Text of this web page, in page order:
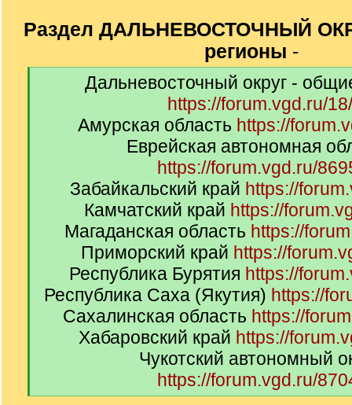
Раздел ДАЛЬНЕВОСТОЧНЫЙ
регионы -
Дальневосточный округ -
https://forum.vgd.ru/18/
Амурская область https://
Еврейская автономная
https://forum.vgd.ru/
Забайкальский край https://
Камчатский край https://
Магаданская область https://
Приморский край https://
Республика Бурятия https://
Республика Саха (Якутия) https://
Сахалинская область https://
Хабаровский край https://
Чукотский автономный
https://forum.vgd.ru/
[